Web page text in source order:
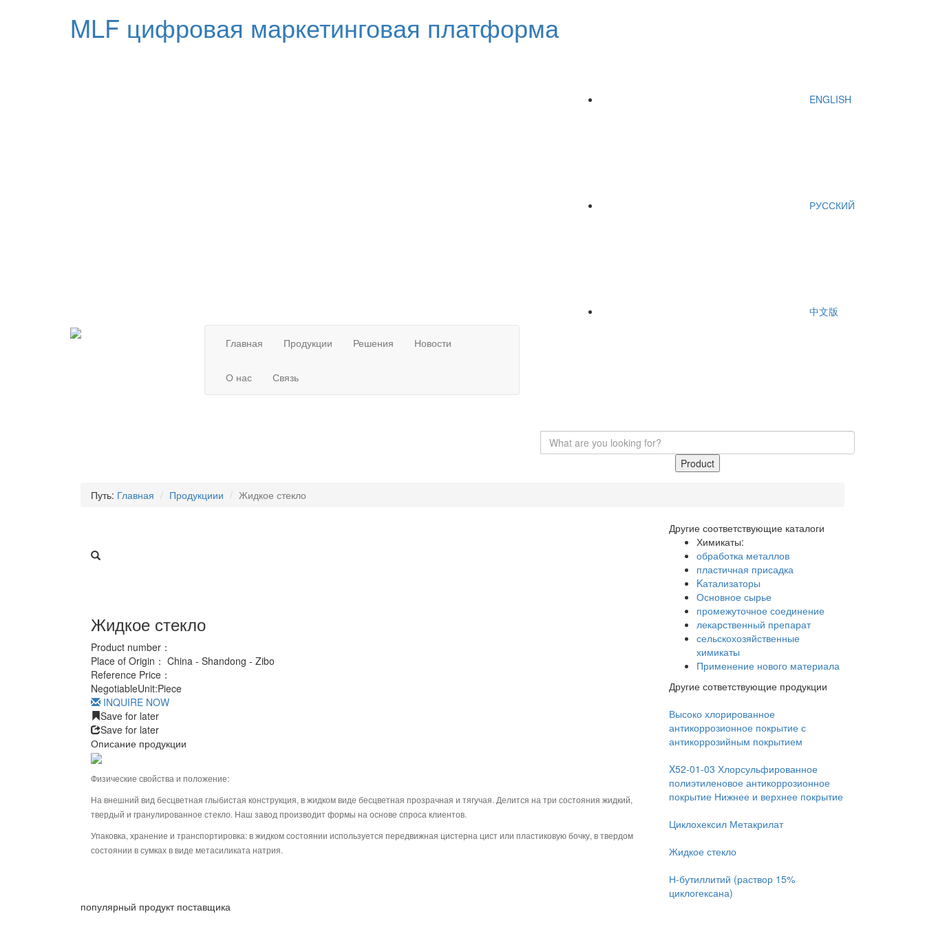
MLF цифровая маркетинговая платформа
ENGLISH
РУССКИЙ
中文版
Главная Продукции Решения Новости
О нас Связь
Product
Путь: Главная Продукциии Жидкое стекло
Жидкое стекло
Product number：
Place of Origin： China - Shandong - Zibo
Reference Price：
NegotiableUnit:Piece
INQUIRE NOW
Save for later
Save for later
Описание продукции
Физические свойства и положение:
На внешний вид бесцветная глыбистая конструкция, в жидком виде бесцветная прозрачная и тягучая. Делится на три состояния жидкий,
твердый и гранулированное стекло. Наш завод производит формы на основе спроса клиентов.
Упаковка, хранение и транспортировка: в жидком состоянии используется передвижная цистерна цист или пластиковую бочку, в твердом
состоянии в сумках в виде метасиликата натрия.
Другие соответствующие каталоги
Химикаты:
обработка металлов
пластичная присадка
Kатализаторы
Основное сырье
промежуточное соединение
лекарственный препарат
сельскохозяйственные
химикаты
Применение нового материала
Другие сответствующие продукции
Высоко хлорированное
антикоррозионное покрытие с
антикоррозийным покрытием
X52-01-03 Хлорсульфированное
полиэтиленовое антикоррозионное
покрытие Нижнее и верхнее покрытие
Циклохексил Метакрилат
Жидкое стекло
Н-бутиллитий (раствор 15%
циклогексана)
популярный продукт поставщика